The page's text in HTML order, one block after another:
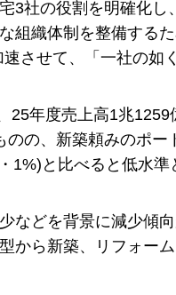
3社の役割を明確化し
組織体制を整備する
させて、「一社の如
25年度売上高1兆
の、新築頼みのポ
1%)と比べると低水準
などを背景に減少傾
から新築、リフォー